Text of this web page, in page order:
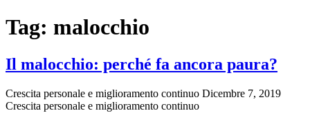
Tag: malocchio
Il malocchio: perché fa ancora paura?
Crescita personale e miglioramento continuo Dicembre 7, 2019
Crescita personale e miglioramento continuo